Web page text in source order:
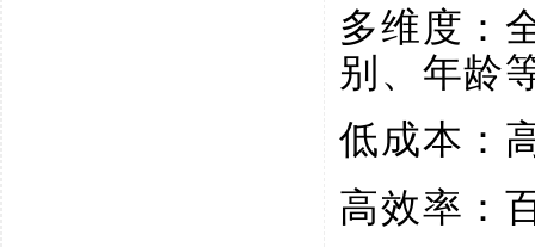
多维度：
别、年龄
低成本：
高效率：